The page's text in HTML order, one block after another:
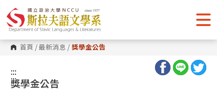
到
主
要
內
容
區 首頁 /最新消息 / 獎學金公告
:::
:::
獎學金公告